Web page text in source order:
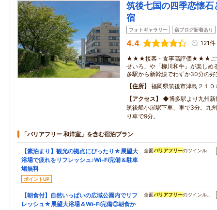
筑後七国の四季恋懐石
宿
フォトギャラリー 宿ブログ新着あり
4.4 121件
★★★接客・食事高評価★★★ご
せいろ」や「柳川和牛」が楽しめ
多駅から新幹線でわずか30分の
住所
福岡県筑後市津島２１０
アクセス
◆博多駅より九州
筑後船小屋駅下車、車で3分。九
り車で9分。
「バリアフリー 和洋室」を含む宿泊プラン
【素泊まり】観光の拠点にぴったり★展望大
浴場で疲れをリフレッシュ♪Wi-Fi完備＆駐車
場無料
ポイントUP
全面バリアフリーのツインル…
【朝食付】自然いっぱいの広域公園内でリフ
レッシュ★展望大浴場＆Wi-Fi完備◎朝食か
全面バリアフリーのツインル…